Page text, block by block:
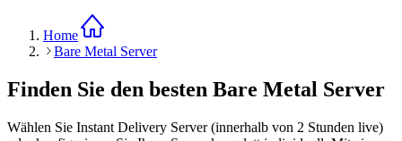
Home
Bare Metal Server
Finden Sie den besten Bare Metal Server
Wählen Sie Instant Delivery Server (innerhalb von 2 Stunden live)